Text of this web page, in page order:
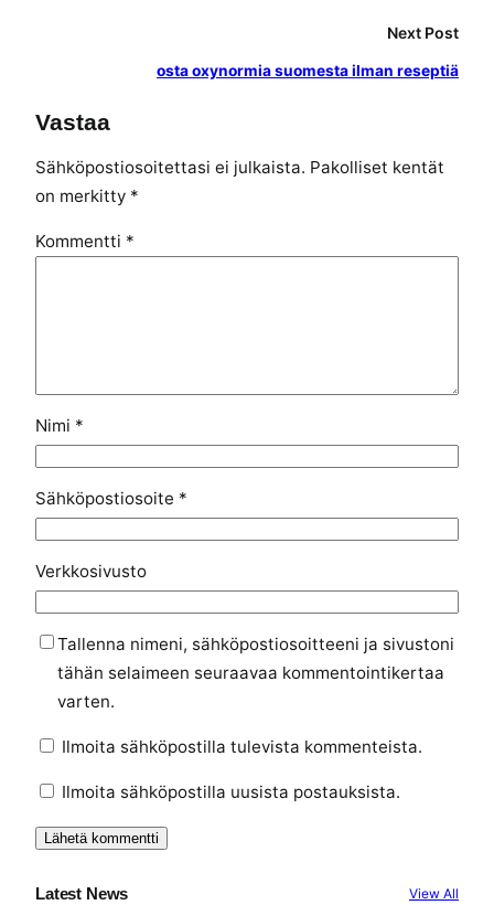
Next Post
osta oxynormia suomesta ilman reseptiä
Vastaa
Sähköpostiosoitettasi ei julkaista. Pakolliset kentät
on merkitty *
Kommentti *
Nimi *
Sähköpostiosoite *
Verkkosivusto
Tallenna nimeni, sähköpostiosoitteeni ja sivustoni
tähän selaimeen seuraavaa kommentointikertaa
varten.
Ilmoita sähköpostilla tulevista kommenteista.
Ilmoita sähköpostilla uusista postauksista.
Latest News View All